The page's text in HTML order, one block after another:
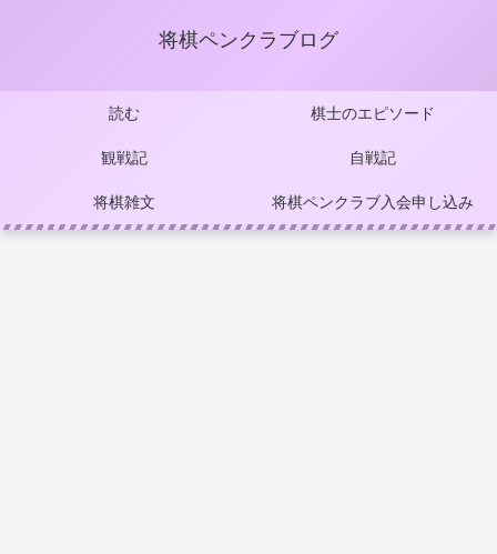
将棋ペンクラブログ
読む 棋士のエピソード
観戦記 自戦記
将棋雑文 将棋ペンクラブ入会申し込み